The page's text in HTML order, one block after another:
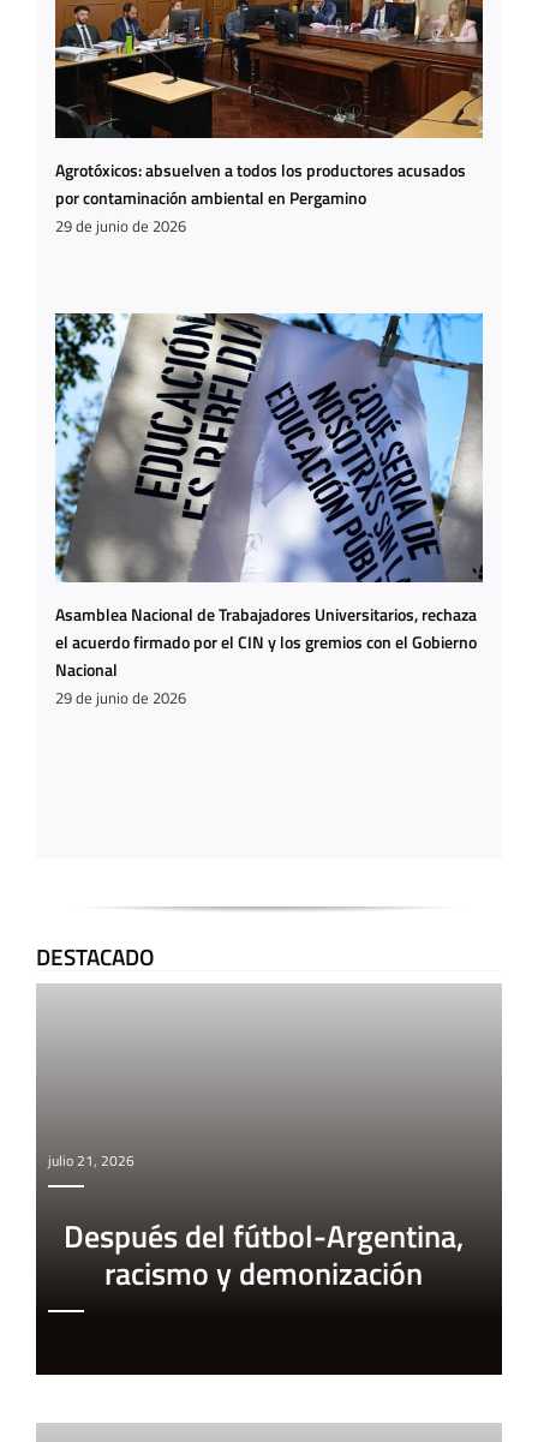
Agrotóxicos: absuelven a todos los productores acusados
por contaminación ambiental en Pergamino
29 de junio de 2026
Asamblea Nacional de Trabajadores Universitarios, rechaza
el acuerdo firmado por el CIN y los gremios con el Gobierno
Nacional
29 de junio de 2026
DESTACADO
julio 21, 2026
Después del fútbol-Argentina,
racismo y demonización